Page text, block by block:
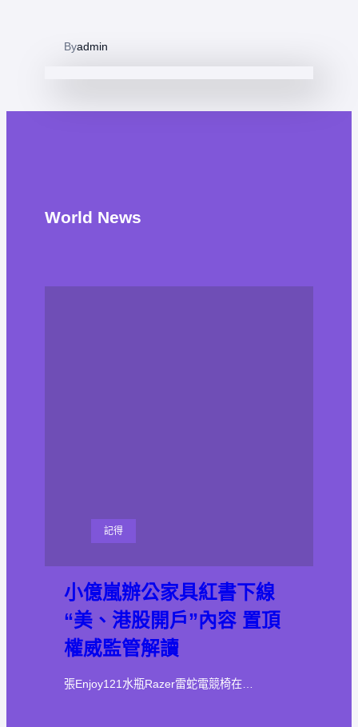
Byadmin
World News
記得
小億嵐辦公家具紅書下線
“美、港股開戶”內容 置頂
權威監管解讀
張Enjoy121水瓶Razer雷蛇電競椅在…